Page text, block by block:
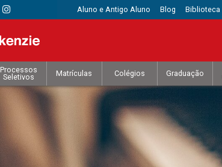
Aluno e Antigo Aluno Blog Biblioteca
Processos
Seletivos
Matrículas Colégios Graduação